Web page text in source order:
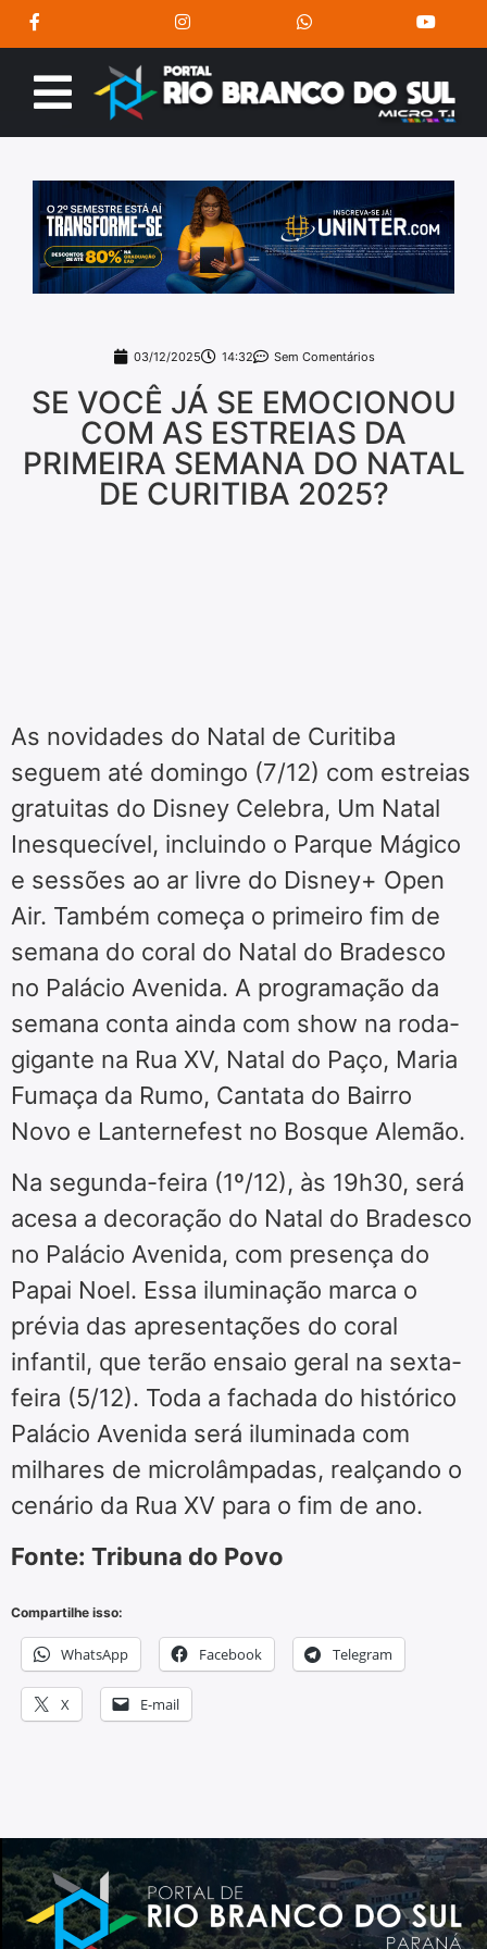
03/12/2025 14:32 Sem Comentários
SE VOCÊ JÁ SE EMOCIONOU
COM AS ESTREIAS DA
PRIMEIRA SEMANA DO NATAL
DE CURITIBA 2025?
As novidades do Natal de Curitiba
seguem até domingo (7/12) com estreias
gratuitas do Disney Celebra, Um Natal
Inesquecível, incluindo o Parque Mágico
e sessões ao ar livre do Disney+ Open
Air. Também começa o primeiro fim de
semana do coral do Natal do Bradesco
no Palácio Avenida. A programação da
semana conta ainda com show na roda-
gigante na Rua XV, Natal do Paço, Maria
Fumaça da Rumo, Cantata do Bairro
Novo e Lanternefest no Bosque Alemão.
Na segunda-feira (1º/12), às 19h30, será
acesa a decoração do Natal do Bradesco
no Palácio Avenida, com presença do
Papai Noel. Essa iluminação marca o
prévia das apresentações do coral
infantil, que terão ensaio geral na sexta-
feira (5/12). Toda a fachada do histórico
Palácio Avenida será iluminada com
milhares de microlâmpadas, realçando o
cenário da Rua XV para o fim de ano.
Fonte: Tribuna do Povo
Compartilhe isso:
WhatsApp Facebook Telegram
X E-mail